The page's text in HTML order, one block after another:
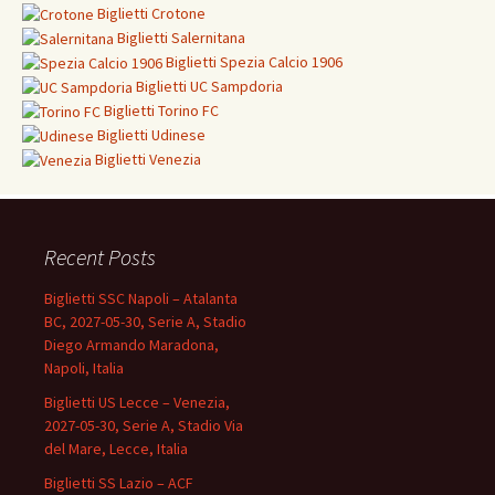
Biglietti Crotone
Biglietti Salernitana
Biglietti Spezia Calcio 1906
Biglietti UC Sampdoria
Biglietti Torino FC
Biglietti Udinese
Biglietti Venezia
Recent Posts
Biglietti SSC Napoli – Atalanta
BC, 2027-05-30, Serie A, Stadio
Diego Armando Maradona,
Napoli, Italia
Biglietti US Lecce – Venezia,
2027-05-30, Serie A, Stadio Via
del Mare, Lecce, Italia
Biglietti SS Lazio – ACF